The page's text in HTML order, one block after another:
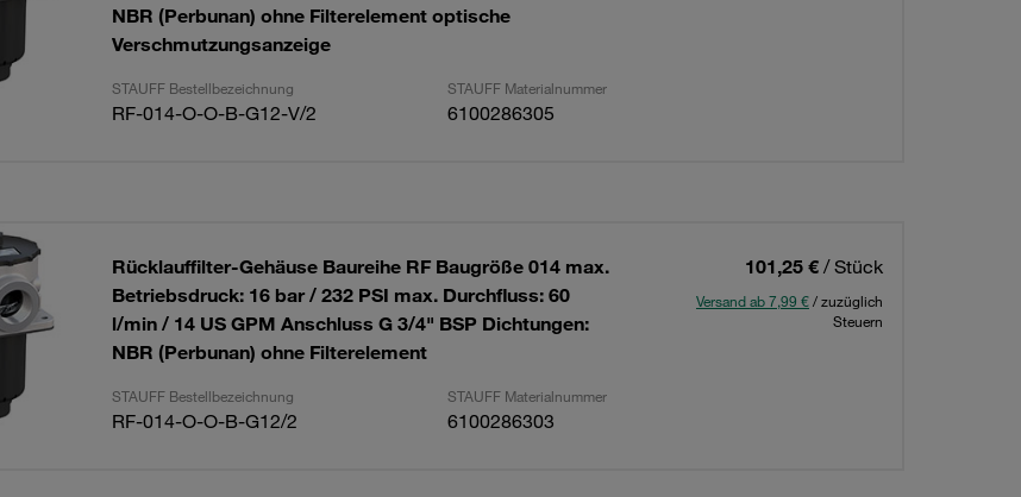
NBR (Perbunan) ohne Filterelement optische
Verschmutzungsanzeige
STAUFF Bestellbezeichnung STAUFF Materialnummer
RF-014-O-O-B-G12-V/2 6100286305
Rücklauffilter-Gehäuse Baureihe RF Baugröße 014 max.
Betriebsdruck: 16 bar / 232 PSI max. Durchfluss: 60
l/min / 14 US GPM Anschluss G 3/4" BSP Dichtungen:
NBR (Perbunan) ohne Filterelement
101,25 € / Stück
Versand ab 7,99 €/ zuzüglich
Steuern
STAUFF Bestellbezeichnung STAUFF Materialnummer
RF-014-O-O-B-G12/2 6100286303